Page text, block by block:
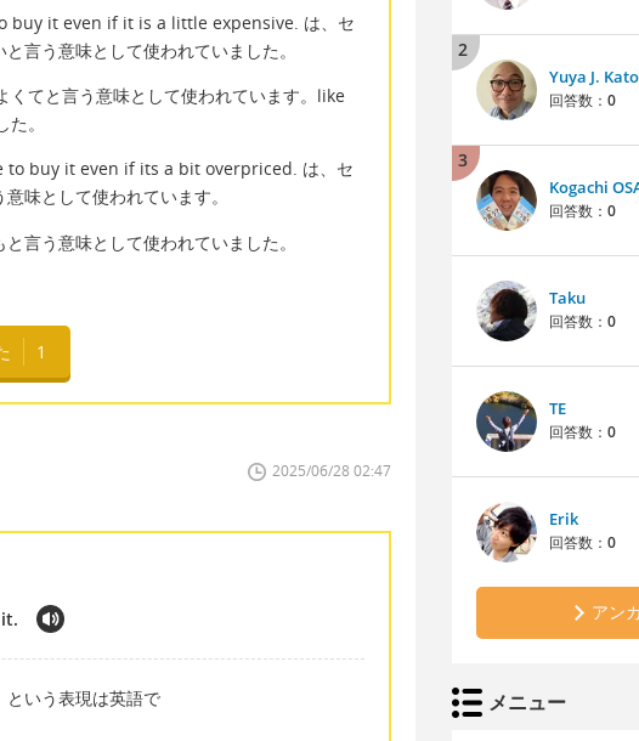
buy it even if it is a little expensive. は、セ
言う意味として使われていました。
てと言う意味として使われています。like
。
to buy it even if its a bit overpriced. は、セ
味として使われています。
言う意味として使われていました。
1
2025/06/28 02:47
という表現は英語で
2
Yuya J. Kato
回答数： 0
3
Kogachi
回答数： 0
Taku
回答数： 0
TE
回答数： 0
Erik
回答数： 0
アン
メニュー